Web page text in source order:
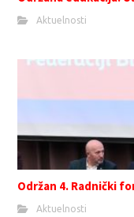
Aktuelnosti
Održan 4. Radnički
Aktuelnosti